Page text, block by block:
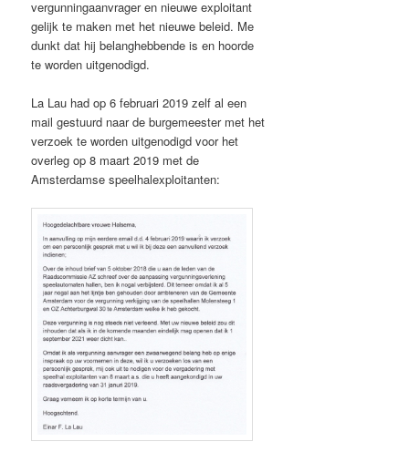
vergunningaanvrager en nieuwe exploitant
gelijk te maken met het nieuwe beleid. Me
dunkt dat hij belanghebbende is en hoorde
te worden uitgenodigd.
La Lau had op 6 februari 2019 zelf al een
mail gestuurd naar de burgemeester met het
verzoek te worden uitgenodigd voor het
overleg op 8 maart 2019 met de
Amsterdamse speelhalexploitanten: